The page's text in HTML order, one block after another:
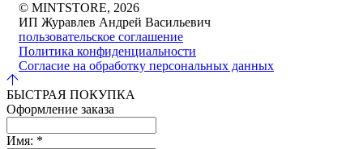
© MINTSTORE, 2026
ИП Журавлев Андрей Васильевич
пользовательское соглашение
Политика конфиденциальности
Согласие на обработку персональных данных
БЫСТРАЯ ПОКУПКА
Оформление заказа
Имя: *